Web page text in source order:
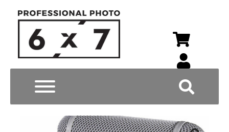
Wyszukiwarka